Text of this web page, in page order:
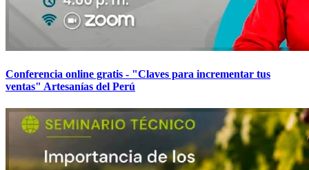
Conferencia online gratis - "Claves para incrementar tus
ventas" Artesanías del Perú